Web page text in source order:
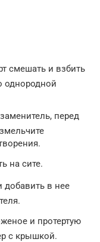
смешать и взбить
однородной
перед
на сите.
добавить в нее
и протертую
с крышкой.